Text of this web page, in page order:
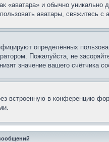
и обычно
аватары, свяжитесь
определённых
Пожалуйста, не
значение вашего счётчика
встроенную в конференцию